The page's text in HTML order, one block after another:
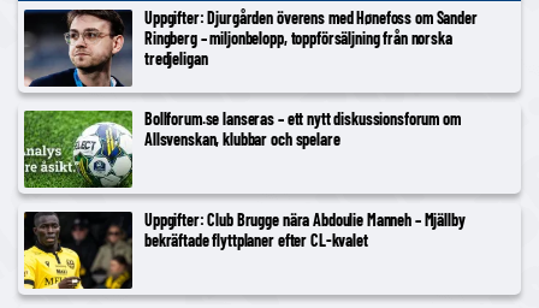
Uppgifter: Djurgården överens med Hønefoss om Sander
Ringberg – miljonbelopp, toppförsäljning från norska
tredjeligan
Bollforum.se lanseras – ett nytt diskussionsforum om
Allsvenskan, klubbar och spelare
Uppgifter: Club Brugge nära Abdoulie Manneh – Mjällby
bekräftade flyttplaner efter CL-kvalet